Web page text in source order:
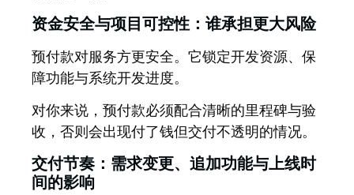
资金安全与项目可控性：谁承担更大风险
预付款对服务方更安全。它锁定开发资源、保
障功能与系统开发进度。
对你来说，预付款必须配合清晰的里程碑与验
收，否则会出现付了钱但交付不透明的情况。
交付节奏：需求变更、追加功能与上线时
间的影响